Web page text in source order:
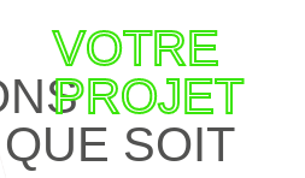
VOTRE
PROJET
SOIT